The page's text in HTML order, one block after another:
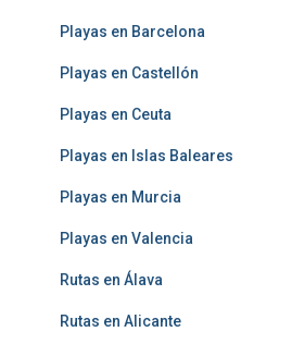
Playas en Barcelona
Playas en Castellón
Playas en Ceuta
Playas en Islas Baleares
Playas en Murcia
Playas en Valencia
Rutas en Álava
Rutas en Alicante